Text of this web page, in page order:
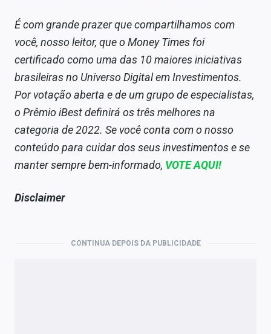
É com grande prazer que compartilhamos com
você, nosso leitor, que o Money Times foi
certificado como uma das 10 maiores iniciativas
brasileiras no Universo Digital em Investimentos.
Por votação aberta e de um grupo de especialistas,
o Prêmio iBest definirá os três melhores na
categoria de 2022. Se você conta com o nosso
conteúdo para cuidar dos seus investimentos e se
manter sempre bem-informado, VOTE AQUI!
Disclaimer
CONTINUA DEPOIS DA PUBLICIDADE